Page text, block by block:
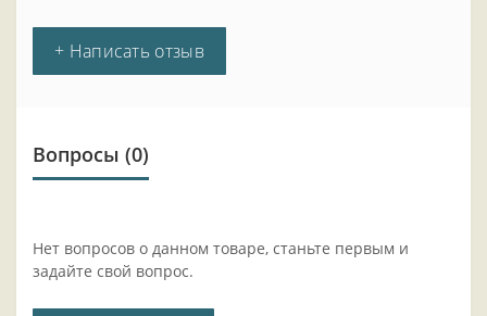
+ Написать отзыв
Вопросы (0)
Нет вопросов о данном товаре, станьте первым и
задайте свой вопрос.